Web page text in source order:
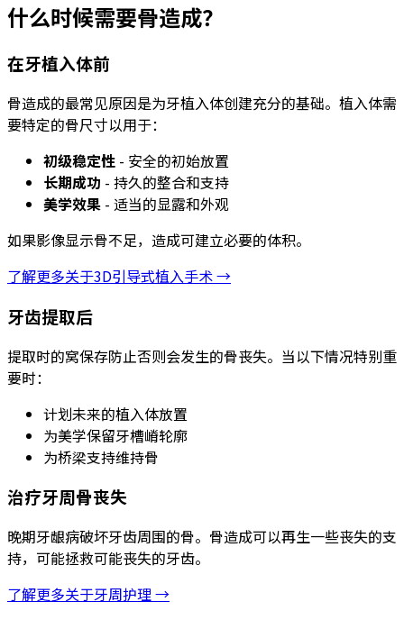
什么时候需要骨造成？
在牙植入体前
骨造成的最常见原因是为牙植入体创建充分的基础。植入体需
要特定的骨尺寸以用于：
初级稳定性 - 安全的初始放置
长期成功 - 持久的整合和支持
美学效果 - 适当的显露和外观
如果影像显示骨不足，造成可建立必要的体积。
了解更多关于3D引导式植入手术 →
牙齿提取后
提取时的窝保存防止否则会发生的骨丧失。当以下情况特别重
要时：
计划未来的植入体放置
为美学保留牙槽嵴轮廓
为桥梁支持维持骨
治疗牙周骨丧失
晚期牙龈病破坏牙齿周围的骨。骨造成可以再生一些丧失的支
持，可能拯救可能丧失的牙齿。
了解更多关于牙周护理 →